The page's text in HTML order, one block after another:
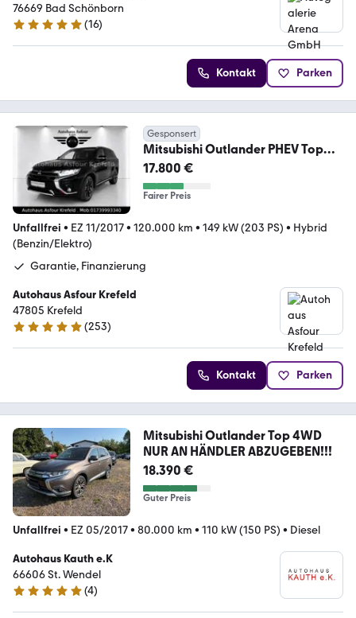
76669 Bad Schönborn
4.8 Sterne
(16)
Kontakt Parken
Gesponsert
Mitsubishi Outlander PHEV Top
4WD Plug-in Hybrid *Voll
17.800 €
Fairer Preis
Unfallfrei • EZ 11/2017• 120.000 km • 149 kW (203 PS) • Hybrid
(Benzin/Elektro)
Garantie, Finanzierung
Autohaus Asfour Krefeld
47805 Krefeld
5 Sterne
(253)
Kontakt Parken
Mitsubishi Outlander Top 4WD
NUR AN HÄNDLER ABZUGEBEN!!!
18.390 €
Guter Preis
Unfallfrei • EZ 05/2017• 80.000 km • 110 kW (150 PS) • Diesel
Autohaus Kauth e.K
66606 St. Wendel
4.8 Sterne
(4)